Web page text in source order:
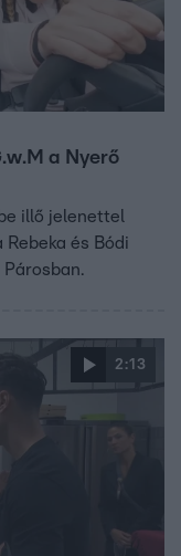
a Nyerő
illő jelenettel
és Bódi
2:13